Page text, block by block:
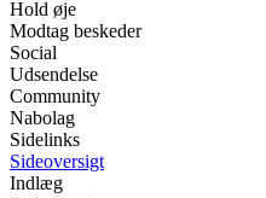
Hold øje
Modtag beskeder
Social
Udsendelse
Community
Nabolag
Sidelinks
Sideoversigt
Indlæg